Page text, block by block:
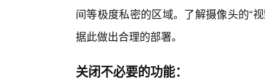
间等极度私密的区域。了解摄像头的“
据此做出合理的部署。
关闭不必要的功能：